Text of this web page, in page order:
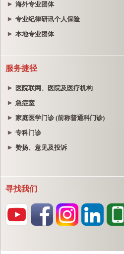
海外专业团体
专业纪律研讯个人保险
本地专业团体
服务捷径
医院联网、医院及医疗机构
急症室
家庭医学门诊 (前称普通科门诊)
专科门诊
赞扬、意见及投诉
寻找我们